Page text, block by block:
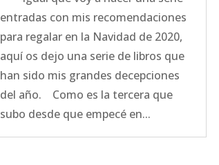
entradas con mis recomendaciones
para regalar en la Navidad de 2020,
aquí os dejo una serie de libros que
han sido mis grandes decepciones
del año. Como es la tercera que
subo desde que empecé en...